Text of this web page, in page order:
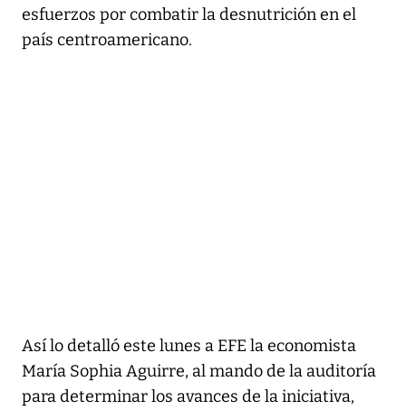
esfuerzos por combatir la desnutrición en el
país centroamericano.
Así lo detalló este lunes a EFE la economista
María Sophia Aguirre, al mando de la auditoría
para determinar los avances de la iniciativa,